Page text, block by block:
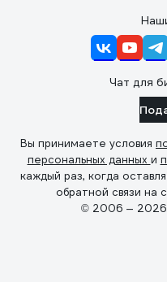
Чат для
Вы принимаете условия
персональных данных и
каждый раз, когда
обратной связи на
© 2006 —